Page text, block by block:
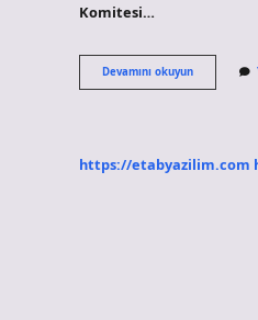
Komitesi…
Devamını okuyunÇin
https://etabyazilim.com